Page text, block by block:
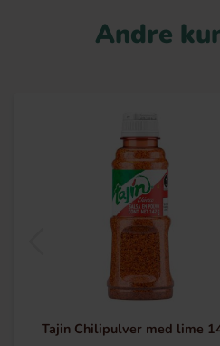
Andre
Tajin Chilipulver med lime